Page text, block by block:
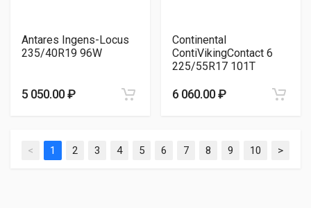
Antares Ingens-Locus
235/40R19 96W
5 050.00 ₽
Continental
ContiVikingContact 6
225/55R17 101T
6 060.00 ₽
< 1 2 3 4 5 6 7 8 9 10 >